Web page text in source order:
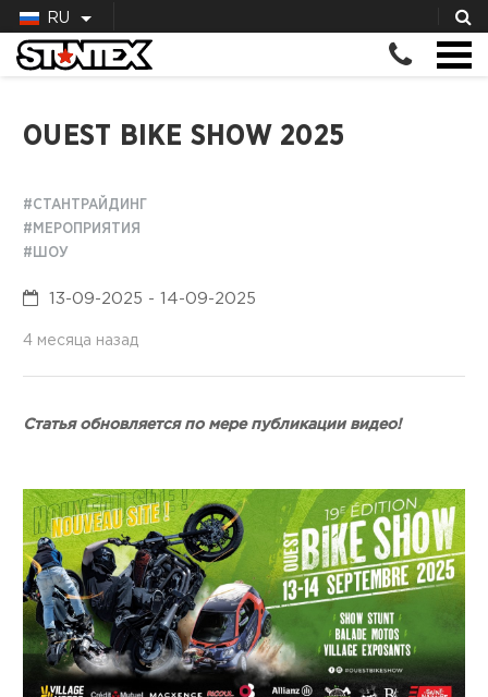
RU
OUEST BIKE SHOW 2025
#СТАНТРАЙДИНГ
#МЕРОПРИЯТИЯ
#ШОУ
13-09-2025 - 14-09-2025
4 месяца назад
Статья обновляется по мере публикации видео!